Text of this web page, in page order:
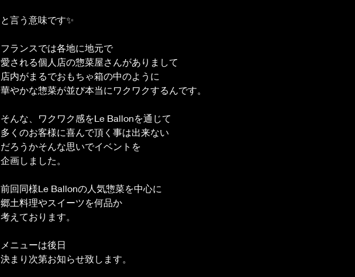
と言う意味です✨
フランスでは各地に地元で
愛される個人店の惣菜屋さんがありまして
店内がまるでおもちゃ箱の中のように
華やかな惣菜が並び本当にワクワクするんです。
そんな、ワクワク感をLe Ballonを通じて
多くのお客様に喜んで頂く事は出来ない
だろうかそんな思いでイベントを
企画しました。
前回同様Le Ballonの人気惣菜を中心に
郷土料理やスイーツを何品か
考えております。
メニューは後日
決まり次第お知らせ致します。